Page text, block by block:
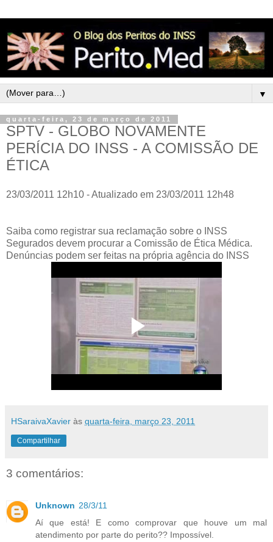
▼
quarta-feira, 23 de março de 2011
SPTV - GLOBO NOVAMENTE
PERÍCIA DO INSS - A COMISSÃO DE
ÉTICA
23/03/2011 12h10 - Atualizado em 23/03/2011 12h48
Saiba como registrar sua reclamação sobre o INSS
Segurados devem procurar a Comissão de Ética Médica.
Denúncias podem ser feitas na própria agência do INSS
HSaraivaXavier às quarta-feira, março 23, 2011
Compartilhar
3 comentários:
Unknown 28/3/11
Aí que está! E como comprovar que houve um mal
atendimento por parte do perito?? Impossível.